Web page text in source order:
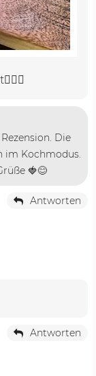
Die
im Kochmodus.
🍓😊
Antworten
Antworten